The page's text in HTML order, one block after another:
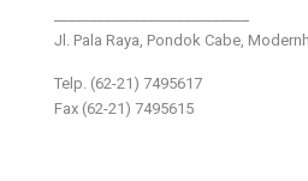
Jl. Pala Raya, Pondok Cabe,
Telp. (62-21) 7495617
Fax (62-21) 7495615